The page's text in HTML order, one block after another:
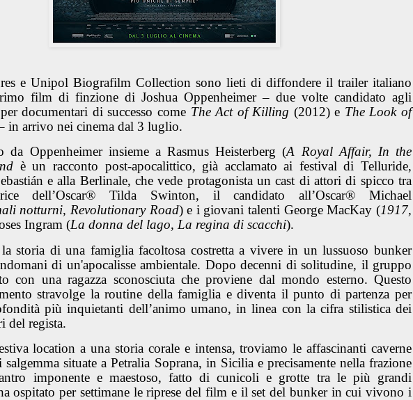
e Unipol Biografilm Collection sono lieti di diffondere il trailer italiano
film di finzione di Joshua Oppenheimer – due volte candidato agli
documentari di successo come The Act of Killing (2012) e The Look of
in arrivo nei cinema dal 3 luglio.
da Oppenheimer insieme a Rasmus Heisterberg (A Royal Affair, In the
è un racconto post-apocalittico, già acclamato ai festival di Telluride,
e alla Berlinale, che vede protagonista un cast di attori di spicco tra
dell’Oscar® Tilda Swinton, il candidato all’Oscar® Michael
notturni, Revolutionary Road) e i giovani talenti George MacKay (1917,
Ingram (La donna del lago, La regina di scacchi).
storia di una famiglia facoltosa costretta a vivere in un lussuoso bunker
di un'apocalisse ambientale. Dopo decenni di solitudine, il gruppo
con una ragazza sconosciuta che proviene dal mondo esterno. Questo
stravolge la routine della famiglia e diventa il punto di partenza per
più inquietanti dell’animo umano, in linea con la cifra stilistica dei
del regista.
location a una storia corale e intensa, troviamo le affascinanti caverne
situate a Petralia Soprana, in Sicilia e precisamente nella frazione
imponente e maestoso, fatto di cunicoli e grotte tra le più grandi
ospitato per settimane le riprese del film e il set del bunker in cui vivono i